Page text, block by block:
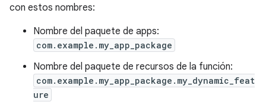
con estos nombres:
Nombre del paquete de apps:
com.example.my_app_package
Nombre del paquete de recursos de la función:
com.example.my_app_package.my_dynamic_feat
ure